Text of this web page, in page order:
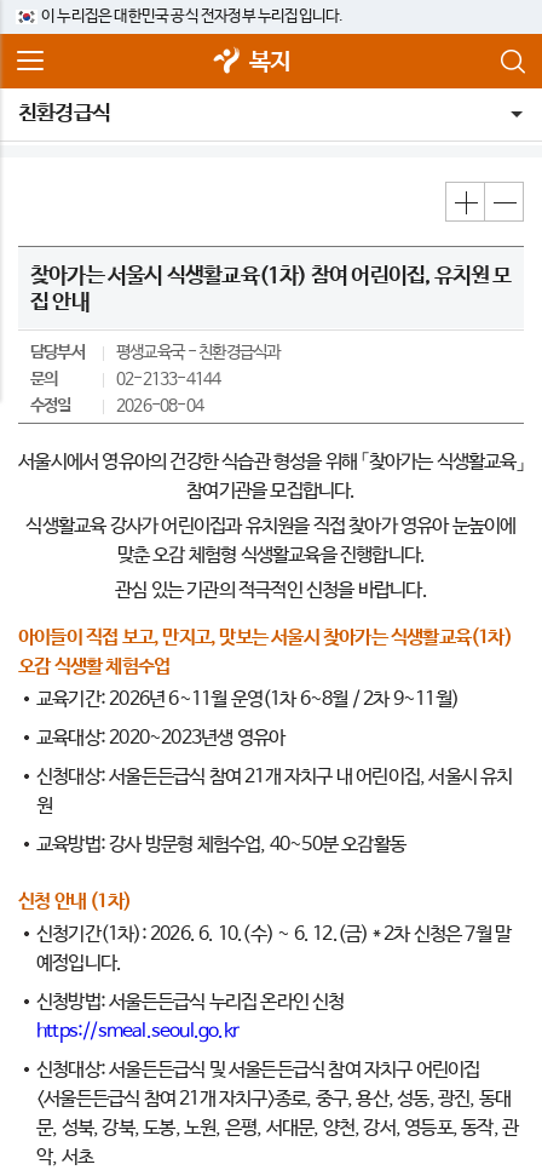
이 누리집은 대한민국 공식 전자정부 누리집입니다.
복지
친환경급식
찾아가는 서울시 식생활교육(1차) 참여 어린이집, 유치원 모
집 안내
담당부서 평생교육국
친환경급식과
문의
02-2133-4144
수정일
2026-08-04
서울시에서 영유아의 건강한 식습관 형성을 위해 「찾아가는 식생활교육」
참여기관을 모집합니다.
식생활교육 강사가 어린이집과 유치원을 직접 찾아가 영유아 눈높이에
맞춘 오감 체험형 식생활교육을 진행합니다.
관심 있는 기관의 적극적인 신청을 바랍니다.
아이들이 직접 보고, 만지고, 맛보는 서울시 찾아가는 식생활교육(1차)
오감 식생활 체험수업
교육기간: 2026년 6~11월 운영(1차 6~8월 / 2차 9~11월)
교육대상: 2020~2023년생 영유아
신청대상: 서울든든급식 참여 21개 자치구 내 어린이집, 서울시 유치
원
교육방법: 강사 방문형 체험수업, 40~50분 오감활동
신청 안내 (1차)
신청기간(1차): 2026. 6. 10.(수) ~ 6. 12.(금) * 2차 신청은 7월 말
예정입니다.
신청방법: 서울든든급식 누리집 온라인 신청
https://smeal.seoul.go.kr
신청대상: 서울든든급식 및 서울든든급식 참여 자치구 어린이집
<서울든든급식 참여 21개 자치구>종로, 중구, 용산, 성동, 광진, 동대
문, 성북, 강북, 도봉, 노원, 은평, 서대문, 양천, 강서, 영등포, 동작, 관
악, 서초